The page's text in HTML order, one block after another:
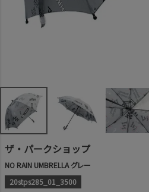
ザ・パークショップ
NO RAIN UMBRELLA グレー
20stps285_01_3500